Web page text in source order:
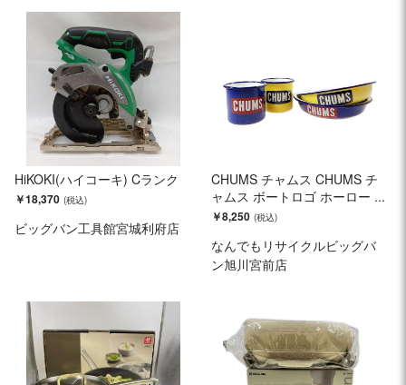
HiKOKI(ハイコーキ) Cランク
￥18,370
ビッグバン工具館宮城利府店
CHUMS チャムス CHUMS チ
ャムス ボートロゴ ホーロー ...
￥8,250
なんでもリサイクルビッグバ
ン旭川宮前店